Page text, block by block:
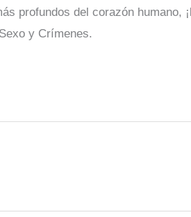
profundos del corazón humano,
y Crímenes.